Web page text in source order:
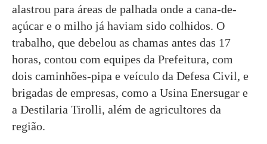
alastrou para áreas de palhada onde a cana-de-
açúcar e o milho já haviam sido colhidos. O
trabalho, que debelou as chamas antes das 17
horas, contou com equipes da Prefeitura, com
dois caminhões-pipa e veículo da Defesa Civil, e
brigadas de empresas, como a Usina Enersugar e
a Destilaria Tirolli, além de agricultores da
região.